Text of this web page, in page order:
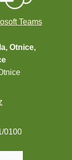
Teams
Otnice,
0100